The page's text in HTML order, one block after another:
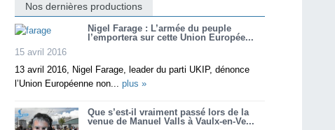
Nos dernières productions
Nigel Farage : L’armée du peuple
l’emportera sur cette Union Europée...
15 avril 2016
13 avril 2016, Nigel Farage, leader du parti UKIP, dénonce
l’Union Européenne non... plus »
Que s’est-il vraiment passé lors de la
venue de Manuel Valls à Vaulx-en-Ve...